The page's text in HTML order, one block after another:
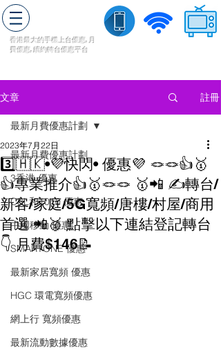
香港最大的手機上台優惠, 月
費優惠,續約轉台優惠平台
文章 註冊
最新月費優惠計劃
3香港 優惠
CSL和1010 優惠
中國移動 優惠
SMARTONE 優惠
最新家居寬頻 優惠
HGC 環電寬頻優惠
網上行 寬頻優惠
最新流動數據優惠
最新月費優惠計劃
3️⃣🇭🇰•💜快閃• 優惠💜 🪢🪢👍🥇
👍專業推介👍🥇🪢🪢 🥇📲 ✍️轉台/
新客/家庭/5G寬頻/唐樓/村屋/商用
首選 📲🥇 點擊以下連結登記轉台
👇 月費$146📝
2023年7月22日